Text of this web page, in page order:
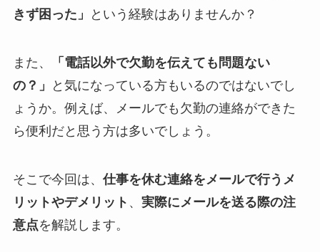
きず困った」
という経験はありませんか？
また、
「電話以外で欠勤を伝えても問題ない
の？」
と気になっている方もいるのではないでし
ょうか。例えば、メールでも欠勤の連絡ができた
ら便利だと思う方は多いでしょう。
そこで今回は、 仕事を休む連絡をメールで行うメ
リットやデメリット 、 実際にメールを送る際の注
意点を解説します。